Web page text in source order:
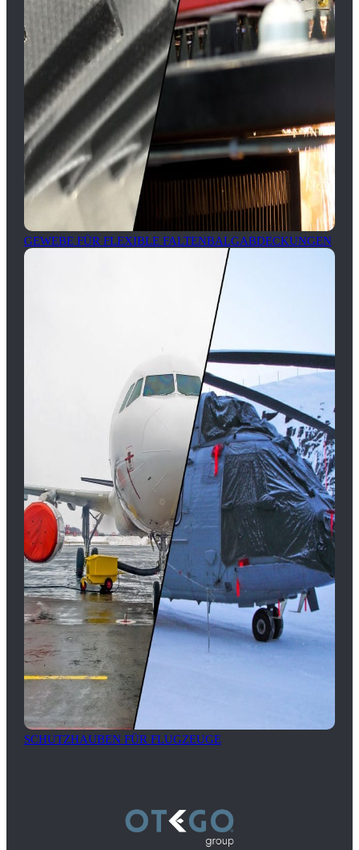
GEWEBE FÜR FLEXIBLE FALTENBALGABDECKUNGEN
SCHUTZHAUBEN FÜR FLUGZEUGE